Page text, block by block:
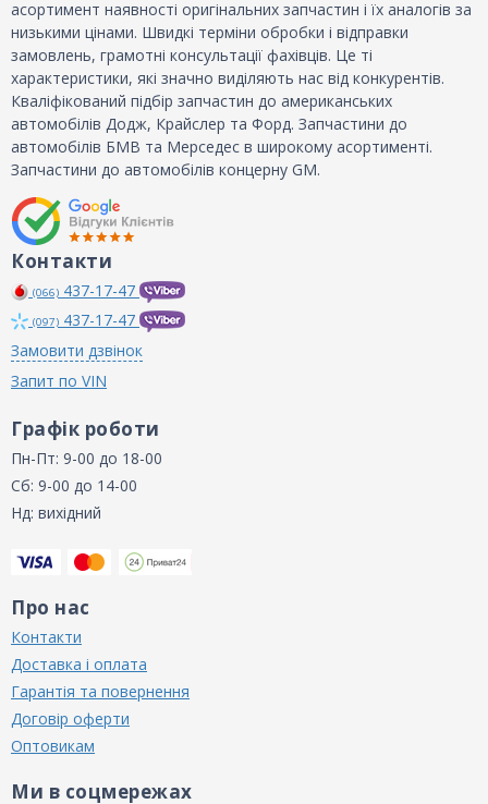
асортимент наявності оригінальних запчастин і їх аналогів за
низькими цінами. Швидкі терміни обробки і відправки
замовлень, грамотні консультації фахівців. Це ті
характеристики, які значно виділяють нас від конкурентів.
Кваліфікований підбір запчастин до американських
автомобілів Додж, Крайслер та Форд. Запчастини до
автомобілів БМВ та Мерседес в широкому асортименті.
Запчастини до автомобілів концерну GM.
Контакти
(066) 437-17-47
(097) 437-17-47
Замовити дзвінок
Запит по VIN
Графік роботи
Пн-Пт: 9-00 до 18-00
Сб: 9-00 до 14-00
Нд: вихідний
Про нас
Контакти
Доставка і оплата
Гарантія та повернення
Договір оферти
Оптовикам
Ми в соцмережах